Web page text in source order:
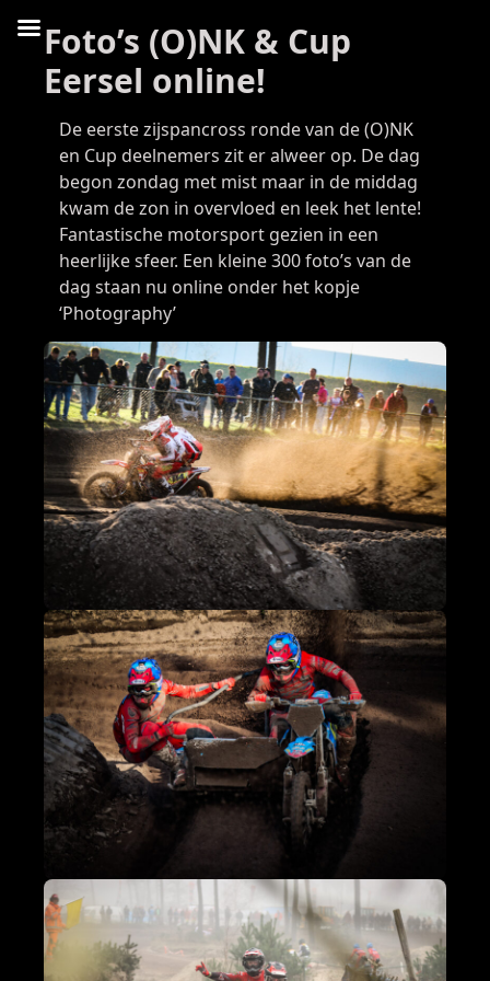
Foto’s (O)NK & Cup
Eersel online!
De eerste zijspancross ronde van de (O)NK
en Cup deelnemers zit er alweer op. De dag
begon zondag met mist maar in de middag
kwam de zon in overvloed en leek het lente!
Fantastische motorsport gezien in een
heerlijke sfeer. Een kleine 300 foto’s van de
dag staan nu online onder het kopje
‘Photography’